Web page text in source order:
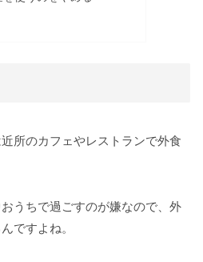
所のカフェやレストランで外食
うちで過ごすのが嫌なので、外
ですよね。